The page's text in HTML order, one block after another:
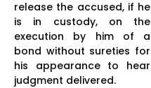
release the accused, if he
is in custody, on the
execution by him of a
bond without sureties for
his appearance to hear
judgment delivered.